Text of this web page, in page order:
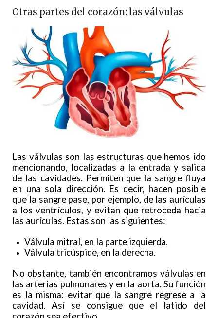
Otras partes del corazón: las válvulas
Las válvulas son las estructuras que hemos ido
mencionando, localizadas a la entrada y salida
de las cavidades. Permiten que la sangre fluya
en una sola dirección. Es decir, hacen posible
que la sangre pase, por ejemplo, de las aurículas
a los ventrículos, y evitan que retroceda hacia
las aurículas. Estas son las siguientes:
Válvula mitral, en la parte izquierda.
Válvula tricúspide, en la derecha.
No obstante, también encontramos válvulas en
las arterias pulmonares y en la aorta. Su función
es la misma: evitar que la sangre regrese a la
cavidad. Así se consigue que el latido del